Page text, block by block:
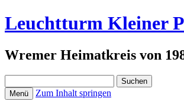
Leuchtturm Kleiner
Wremer Heimatkreis von
nach:
Menü Zum Inhalt springen